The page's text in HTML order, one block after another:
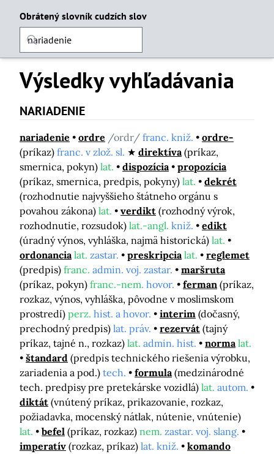
Obrátený slovník cudzích slov
Výsledky vyhľadávania
NARIADENIE
nariadenie ordre /ordr/ franc. kniž.
ordre-
(príkaz) franc. v zlož. sl. direktíva (príkaz,
smernica, pokyn) lat. dispozícia
propozícia
(príkaz, smernica, predpis, pokyny) lat.
dekrét
(rozhodnutie najvyššieho štátneho orgánu s
povahou zákona) lat. verdikt (rozhodný výrok,
rozhodnutie, rozsudok) lat.-angl. kniž.
edikt
(úradný výnos, vyhláška, najmä historická) lat.
ordonancia lat. zastar. preskripcia lat.
reglemet
(predpis) franc. admin. voj. zastar.
maršruta
(príkaz, pokyn) franc.-nem. hovor. ferman (príkaz,
rozkaz, výnos, vyhláška, pôvodne v moslimskom
prostredí) perz. hist. a hovor. interim (dočasný,
prechodný predpis) lat. práv. rezervát (tajný
príkaz, tajné n., rozkaz) lat. admin. hist. norma lat.
štandard (predpis technického riešenia výrobku,
zariadenia a pod.) tech. formula (medzinárodné
tech. predpisy pre pretekárske vozidlá) lat. autom.
diktát (vnútený príkaz, prikazovanie, rozkaz,
požiadavka, mocenský nátlak, nútenie, vnútenie)
lat.
befel (príkaz, rozkaz) nem. zastar. voj. slang.
imperatív (rozkaz, príkaz) lat. kniž.
komando